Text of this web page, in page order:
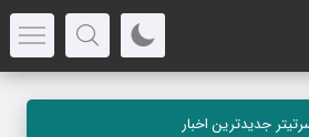
جدیدترین اخبار